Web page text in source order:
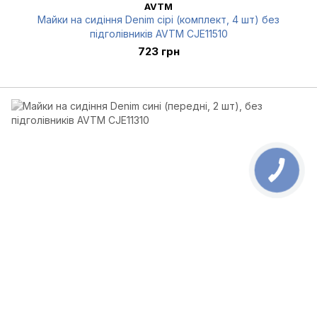
AVTM
Майки на сидіння Denim сірі (комплект, 4 шт) без
підголівників AVTM CJE11510
723 грн